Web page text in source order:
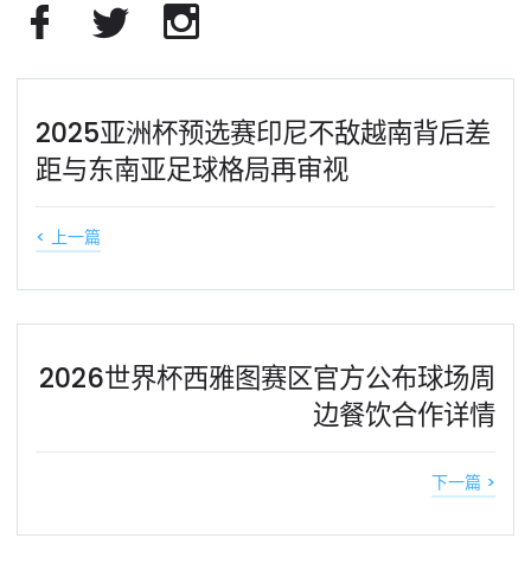
2025亚洲杯预选赛印尼不敌越南背后差
距与东南亚足球格局再审视
< 上一篇
2026世界杯西雅图赛区官方公布球场周
边餐饮合作详情
下一篇 >